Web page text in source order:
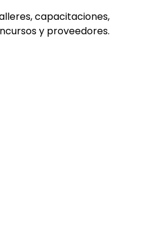
capacitaciones,
y proveedores.